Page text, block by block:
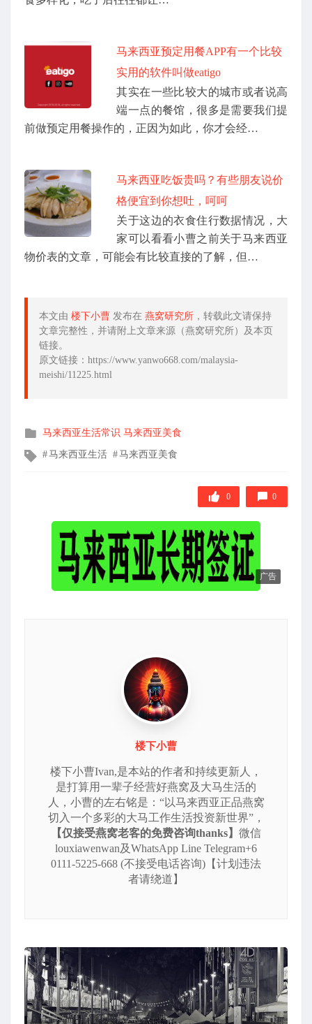
马来西亚预定用餐APP有一个比较
实用的软件叫做eatigo
其实在一些比较大的城市或者说高
端一点的餐馆，很多是需要我们提
前做预定用餐操作的，正因为如此，你才会经…
马来西亚吃饭贵吗？有些朋友说价
格便宜到你想吐，呵呵
关于这边的衣食住行数据情况，大
家可以看看小曹之前关于马来西亚
物价表的文章，可能会有比较直接的了解，但…
本文由 楼下小曹 发布在 燕窝研究所 ，转载此文请保持
文章完整性，并请附上文章来源（燕窝研究所）及本页
链接。
原文链接：https://www.yanwo668.com/malaysia-
meishi/11225.html
发
在
马来西亚生活常识 马来西亚美食
文马来西亚生活 马来西亚美食
0 0
广告
楼下小曹
楼下小曹Ivan,是本站的作者和持续更新人，
是打算用一辈子经营好燕窝及大马生活的
人，小曹的左右铭是：“以马来西亚正品燕窝
切入一个多彩的大马工作生活投资新世界”，
【仅接受燕窝老客的免费咨询thanks】 微信
louxiawenwan及WhatsApp Line Telegram+6
0111-5225-668 (不接受电话咨询)【计划违法
者请绕道】